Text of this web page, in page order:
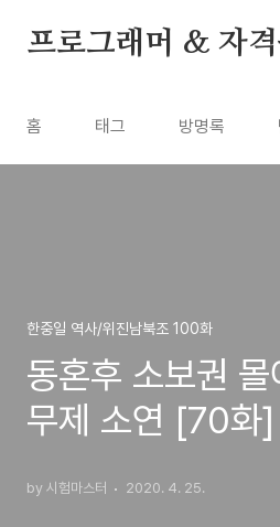
프로그래머 & 자
홈 태그 방명록
한중일 역사/위진남북조 100화
동혼후 소보권
무제 소연 [70화]
by 시험마스터 2020. 4. 25.